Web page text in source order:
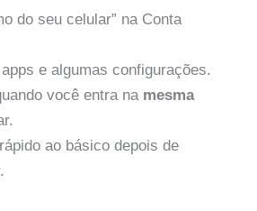
do seu celular” na Conta
e algumas configurações.
você entra na mesma
ao básico depois de